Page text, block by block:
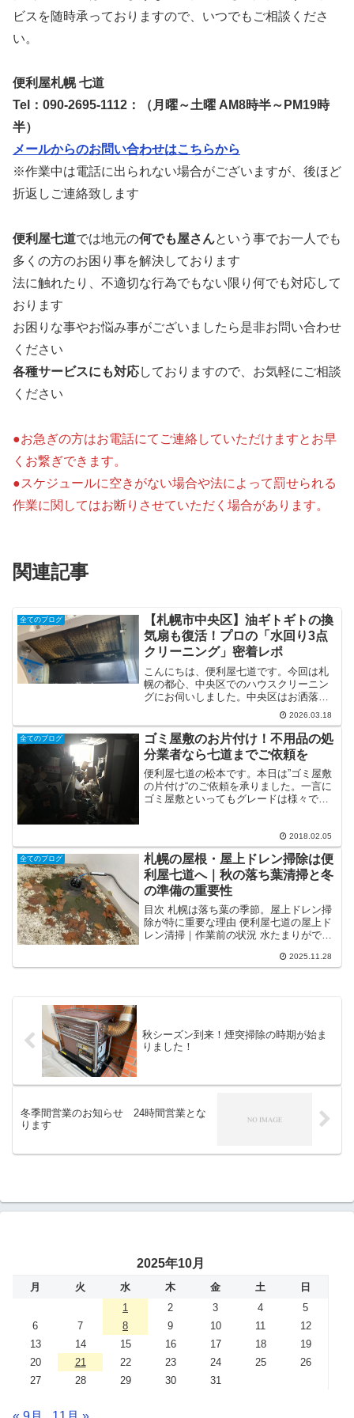
ビスを随時承っておりますので、いつでもご相談くださ
い。
便利屋札幌 七道
Tel：090-2695-1112：（月曜～土曜 AM8時半～PM19時
半）
メールからのお問い合わせはこちらから
※作業中は電話に出られない場合がございますが、後ほど
折返しご連絡致します
便利屋七道では地元の何でも屋さんという事でお一人でも
多くの方のお困り事を解決しております
法に触れたり、不適切な行為でもない限り何でも対応して
おります
お困りな事やお悩み事がございましたら是非お問い合わせ
ください
各種サービスにも対応しておりますので、お気軽にご相談
ください
●お急ぎの方はお電話にてご連絡していただけますとお早
くお繋ぎできます。
●スケジュールに空きがない場合や法によって罰せられる
作業に関してはお断りさせていただく場合があります。
関連記事
全てのブログ
【札幌市中央区】油ギトギトの換
気扇も復活！プロの「水回り3点
クリーニング」密着レポ
こんにちは、便利屋七道です。今回は札
幌の都心、中央区でのハウスクリーニン
グにお伺いしました。中央区はお洒落な
マンションや利便性の高い住宅が多いエ
リアですが、日々忙しく過ごされている
方が多い街でもあります。「忙しくて大
掃除を逃してしまった」「...
2026.03.18
全てのブログ
ゴミ屋敷のお片付け！不用品の処
分業者なら七道までご依頼を
便利屋七道の松本です。本日は”ゴミ屋敷
の片付け“のご依頼を承りました。一言に
ゴミ屋敷といってもグレードは様々で、
だけで、ただ散らかってるだけでゴミ屋
敷や汚部屋とは言わな...
2018.02.05
全てのブログ
札幌の屋根・屋上ドレン掃除は便
利屋七道へ｜秋の落ち葉清掃と冬
の準備の重要性
目次 札幌は落ち葉の季節。屋上ドレン掃
除が特に重要な理由 便利屋七道の屋上ド
レン清掃｜作業前の状況 水たまりができ
が復活 秋のメンテナンスと冬の準備は今
2025.11.28
秋シーズン到来！煙突掃除の時期が始ま
りました！
冬季間営業のお知らせ 24時間営業とな
ります
2025年10月
月 火 水 木 金 土
日
1
2 3 4
5
6
7 8 9 10 11
12
13
14 15 16 17 18
19
20
21 22 23 24 25
26
27
28 29 30 31